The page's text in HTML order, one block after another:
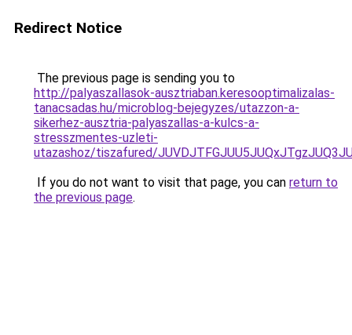
Redirect Notice
The previous page is sending you to
http://palyaszallasok-ausztriaban.keresooptimalizalas-
tanacsadas.hu/microblog-bejegyzes/utazzon-a-
sikerhez-ausztria-palyaszallas-a-kulcs-a-
stresszmentes-uzleti-
utazashoz/tiszafured/
If you do not want to visit that page, you can return to
the previous page.